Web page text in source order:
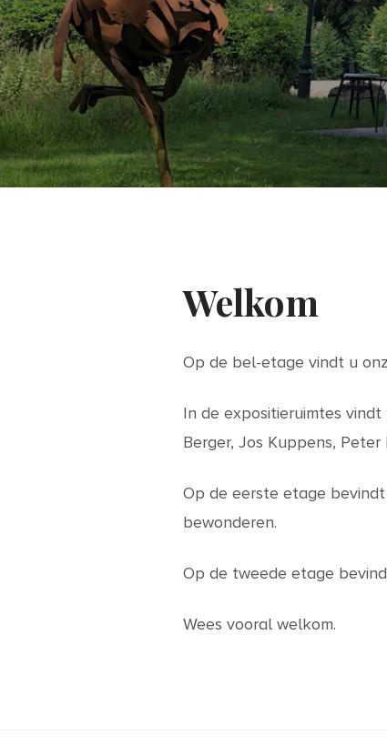
Welkom
Op de bel-etage vindt u
In de expositieruimtes
Berger, Jos Kuppens,
Op de eerste etage
bewonderen.
Op de tweede etage
Wees vooral welkom.